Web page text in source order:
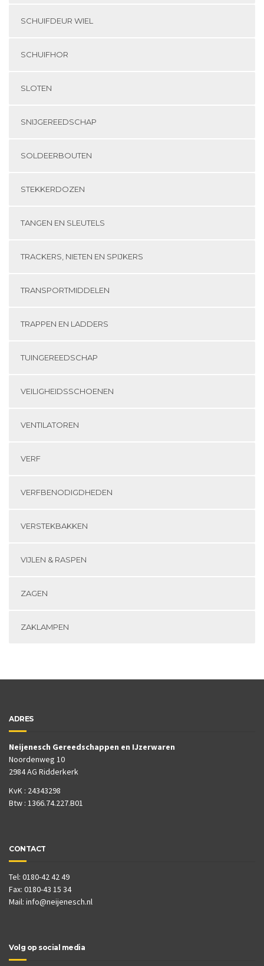
SCHUIFDEUR WIEL
SCHUIFHOR
SLOTEN
SNIJGEREEDSCHAP
SOLDEERBOUTEN
STEKKERDOZEN
TANGEN EN SLEUTELS
TRACKERS, NIETEN EN SPIJKERS
TRANSPORTMIDDELEN
TRAPPEN EN LADDERS
TUINGEREEDSCHAP
VEILIGHEIDSSCHOENEN
VENTILATOREN
VERF
VERFBENODIGDHEDEN
VERSTEKBAKKEN
VIJLEN & RASPEN
ZAGEN
ZAKLAMPEN
ADRES
Neijenesch Gereedschappen en IJzerwaren
Noordenweg 10
2984 AG Ridderkerk
KvK : 24343298
Btw : 1366.74.227.B01
CONTACT
Tel: 0180-42 42 49
Fax: 0180-43 15 34
Mail: info@neijenesch.nl
Volg op social media